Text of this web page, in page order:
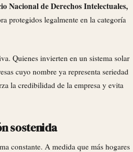
Nacional de Derechos Intelectuales,
protegidos legalmente en la categoría
Quienes invierten en un sistema solar
cuyo nombre ya representa seriedad
la credibilidad de la empresa y evita
sostenida
constante. A medida que más hogares